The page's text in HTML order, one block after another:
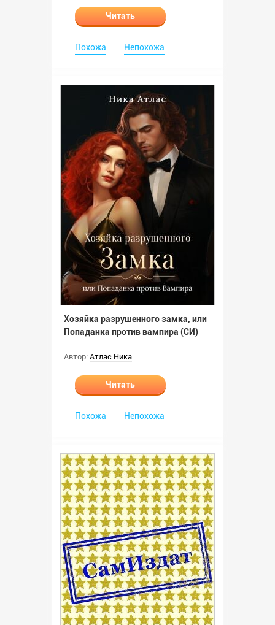
Читать
Похожа Непохожа
Хозяйка разрушенного замка, или
Попаданка против вампира (СИ)
Автор: Атлас Ника
Читать
Похожа Непохожа